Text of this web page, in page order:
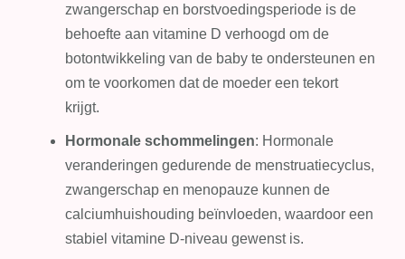
zwangerschap en borstvoedingsperiode is de
behoefte aan vitamine D verhoogd om de
botontwikkeling van de baby te ondersteunen en
om te voorkomen dat de moeder een tekort
krijgt.
Hormonale schommelingen: Hormonale
veranderingen gedurende de menstruatiecyclus,
zwangerschap en menopauze kunnen de
calciumhuishouding beïnvloeden, waardoor een
stabiel vitamine D-niveau gewenst is.